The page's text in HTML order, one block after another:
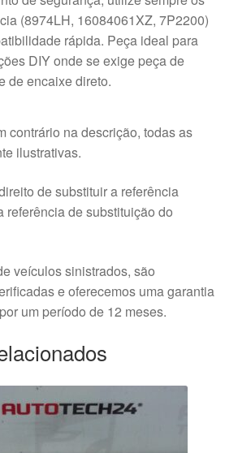
(8974LH, 16084061XZ, 7P2200)
rápida. Peça ideal para
DIY onde se exige peça de
de encaixe direto.
contrário na descrição, todas as
ilustrativas.
de substituir a referência
referência de substituição do
veículos sinistrados, são
e oferecemos uma garantia
um período de 12 meses.